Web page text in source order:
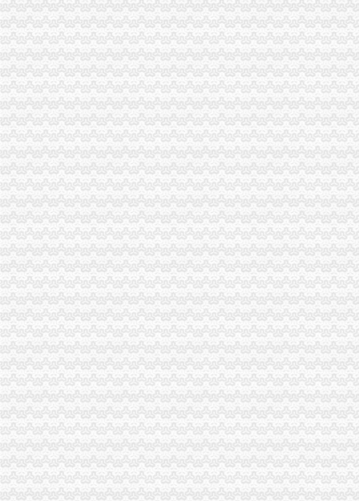
内资分公司注销登记服务指南
英业达科技（重庆）有限公司_【工商信息_电话地址_注册信息_信用信
投资环境-南京东山国际企业总部园
双凤桥分公司注销
重庆巴南丰盛大石坝临江门叉车出租-爱喇叭网
广德县过期食品流通许可证注销名单-广德县人民
[中报]中体产业：2012年半年度报告-[中财网]
金地集团：公开发行2016年公司券（第一期）募集说明书（面向合格
长安汽车：2010年度公开增发招股意向书_股票频道_证券之星
两路分公司注销
木林森：设全资孙公司、清算并注销子公司-OFweek半导体照明网
电力电缆厂,重庆世达电线电缆有限公司,两路电力电缆-爱喇叭网
重庆工商银行市分行渝北支行两路支行网点地址_客服电话_营业时间查
美团注销重庆等多家分公司王兴局咋玩？-餐饮-亿邦动力网
金科股份：关于第九届董事会第三十次会议决议的公告_金科股份（
龙溪分公司注销
【丰台区营业执照吊销转注销等税务解注销税务非正常】价格_厂家_
石家庄LS龙溪GE200ES/2RS关节轴承-博客公司-爱喇叭网
9月2日晚间上交所公告速递_公司_证券时报网
【越秀区公司税务登记证遗失到哪里办理登报】价格,厂家,车辆/灯光
重庆公司注册代办哪家实惠-中华机械网
空港新城分公司注销
2月1日沪深股市新交易提示_东方财富网
南宁经济技术开发区国民经济和发展“十三五”规划（2016-
西安北客站至机场城际轨道交通工程机场站土建工程项目-中国制造交
聚焦成都市第十三次代会的16个热词
[年报]重庆百货：2012年年度报告-[中财网]
新牌坊分公司注销
成都博瑞播股份有限公司关于重大资产置换的关联交易公告_博瑞
成都芯瑞科技股份有限公司公开转让说明书_手机东方财富网